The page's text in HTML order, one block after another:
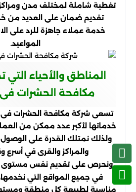
تغطية شاملة لمختلف مدن
تقديم ضمان على العديد من
خدمة عملاء جاهزة للرد على
المواعيد.
المناطق والأحياء
مكافحة الحشرات فى
تسعى شركة مكافحة الحشرات فى
خدماتها لأكبر عدد ممكن من
ولذلك نمتلك القدرة على
والمراكز والقرى في
ونحرص على تقديم نفس مستوى
في جميع المواقع التي
مناسبة لطبيعة كل منطقة